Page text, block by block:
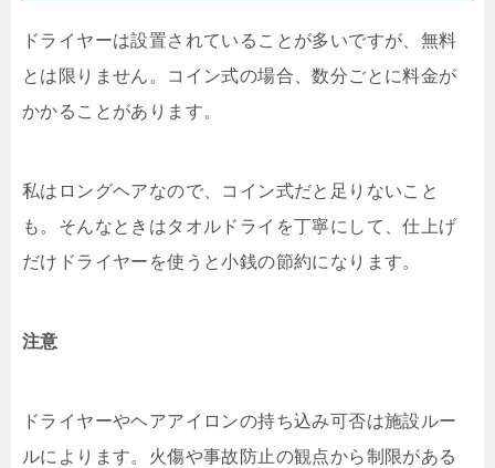
ドライヤーは設置されていることが多いですが、無料
とは限りません。コイン式の場合、数分ごとに料金が
かかることがあります。
私はロングヘアなので、コイン式だと足りないこと
も。そんなときはタオルドライを丁寧にして、仕上げ
だけドライヤーを使うと小銭の節約になります。
注意
ドライヤーやヘアアイロンの持ち込み可否は施設ルー
ルによります。火傷や事故防止の観点から制限がある